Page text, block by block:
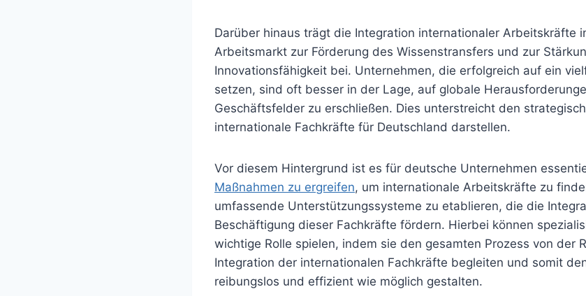
Darüber hinaus trägt die Integration internationaler Arbeitskräfte
Arbeitsmarkt zur Förderung des Wissenstransfers und zur
Innovationsfähigkeit bei. Unternehmen, die erfolgreich auf ein
setzen, sind oft besser in der Lage, auf globale
Geschäftsfelder zu erschließen. Dies unterstreicht den
internationale Fachkräfte für Deutschland darstellen.
Vor diesem Hintergrund ist es für deutsche Unternehmen
Maßnahmen zu ergreifen, um internationale Arbeitskräfte zu
umfassende Unterstützungssysteme zu etablieren, die die
Beschäftigung dieser Fachkräfte fördern. Hierbei können
wichtige Rolle spielen, indem sie den gesamten Prozess von der
Integration der internationalen Fachkräfte begleiten und somit
reibungslos und effizient wie möglich gestalten.